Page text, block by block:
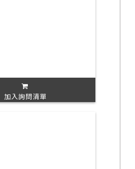
加入詢問清單